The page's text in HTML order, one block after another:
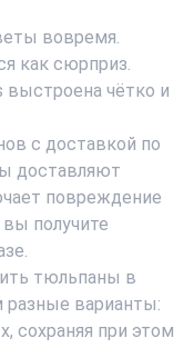
вовремя.
как сюрприз.
выстроена чётко и
с доставкой по
доставляют
повреждение
получите
тюльпаны в
варианты:
сохраняя при этом